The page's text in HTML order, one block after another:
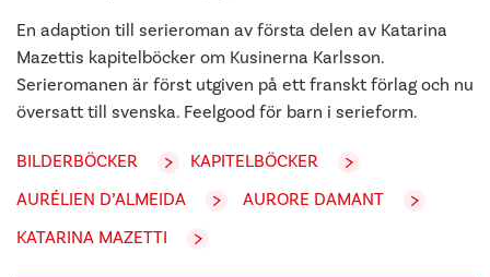
En adaption till serieroman av första delen av Katarina
Mazettis kapitelböcker om Kusinerna Karlsson.
Serieromanen är först utgiven på ett franskt förlag och nu
översatt till svenska. Feelgood för barn i serieform.
BILDERBÖCKER
KAPITELBÖCKER
AURÉLIEN D’ALMEIDA
AURORE DAMANT
KATARINA MAZETTI